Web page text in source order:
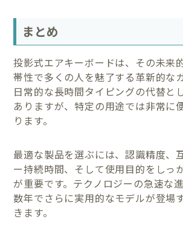
まとめ
投影式エアキーボードは、その未来
帯性で多くの人を魅了する革新的な
日常的な長時間タイピングの代替と
ありますが、特定の用途では非常に
ります。
最適な製品を選ぶには、認識精度、
ー持続時間、そして使用目的をしっ
が重要です。テクノロジーの急速な
数年でさらに実用的なモデルが登場
きます。